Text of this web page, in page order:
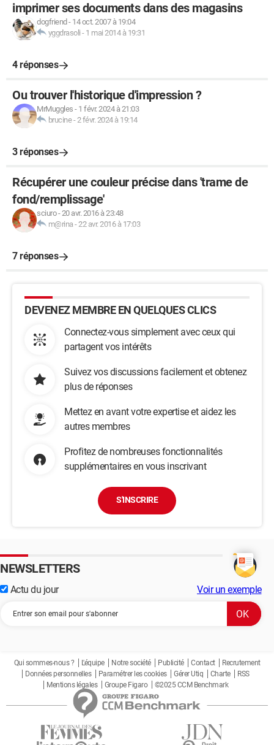
imprimer ses documents dans des magasins
dogfriend - 14 oct. 2007 à 19:04
yggdrasoli - 1 mai 2014 à 19:31
4 réponses
Ou trouver l'historique d'impression ?
MrMuggles - 1 févr. 2024 à 21:03
brucine-2 févr. 2024 à 19:14
3 réponses
Récupérer une couleur précise dans 'trame de
fond/remplissage'
sciuro-20 avr. 2016 à 23:48
m@rina -22 avr. 2016 à 17:03
7 réponses
DEVENEZ MEMBRE EN QUELQUES CLICS
Connectez-vous simplement avec ceux qui
partagent vos intérêts
Suivez vos discussions facilement et obtenez
plus de réponses
Mettez en avant votre expertise et aidez les
autres membres
Profitez de nombreuses fonctionnalités
supplémentaires en vous inscrivant
S'INSCRIRE
NEWSLETTERS
Actu du jour Voir un exemple
Qui sommes-nous ? L'équipe Notre société Publicité Contact
Recrutement
Données personnelles
Paramétrer les cookies Gérer Utiq Charte
RSS
Mentions légales
Groupe Figaro ©2025 CCM Benchmark